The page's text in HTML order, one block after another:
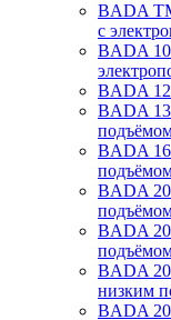
BADA
с
BADA
BADA
BADA
BADA
BADA
BADA
BADA
низким
BADA